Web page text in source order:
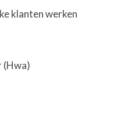
klanten werken
(Hwa)